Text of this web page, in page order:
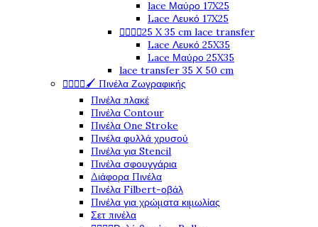
lace Μαύρο 17X25
Lace Λευκό 17X25
25 X 35 cm lace transfer
Lace Λευκό 25X35
Lace Μαύρο 25X35
lace transfer 35 Χ 50 cm
🖌️ Πινέλα Ζωγραφικής
Πινέλα πλακέ
Πινέλα Contour
Πινέλα One Stroke
Πινέλα φυλλά χρυσού
Πινέλα για Stencil
Πινέλα σφουγγάρια
Διάφορα Πινέλα
Πινέλα Filbert-οβάλ
Πινέλα για χρώματα κιμωλίας
Σετ πινέλα